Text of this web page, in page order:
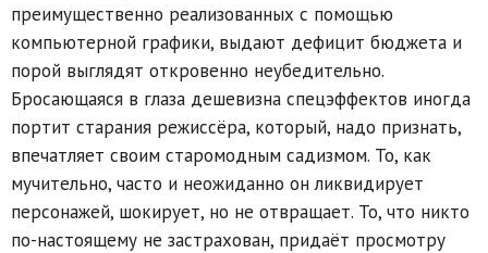
преимущественно реализованных с помощью
компьютерной графики, выдают дефицит бюджета и
порой выглядят откровенно неубедительно.
Бросающаяся в глаза дешевизна спецэффектов иногда
портит старания режиссёра, который, надо признать,
впечатляет своим старомодным садизмом. То, как
мучительно, часто и неожиданно он ликвидирует
персонажей, шокирует, но не отвращает. То, что никто
по-настоящему не застрахован, придаёт просмотру